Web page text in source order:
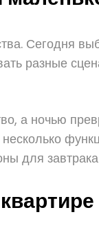
Сегодня
разные
а ночью
для